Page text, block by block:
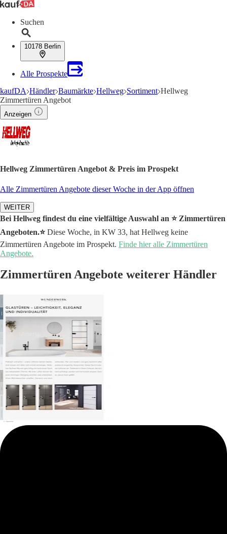
Suchen
10178 Berlin
Alle Prospekte
kaufDA Händler Baumärkte Hellweg Sortiment Hellweg
Zimmertüren Angebot
Anzeigen
Hellweg Zimmertüren Angebot & Preis im Prospekt
Alle Zimmertüren Angebote dieser Woche in der App öffnen
WEITER
Bei Hellweg findest du eine vielfältige Auswahl an ⭐️ Zimmertüren
Angeboten.⭐️Diese Woche, in KW 33, hat Hellweg keine
Zimmertüren Angebote im Prospekt. Finde hier alle Zimmertüren
Angebote.
Zimmertüren Angebote weiterer Händler